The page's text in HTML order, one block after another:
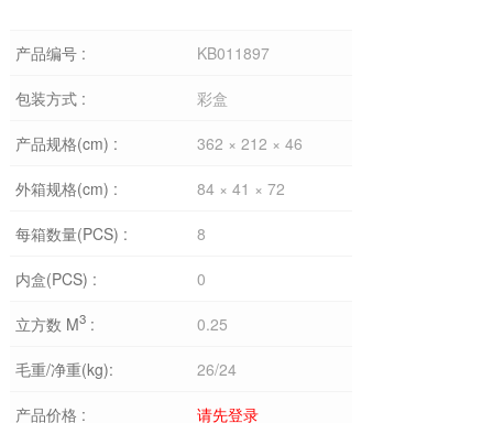
产品编号 : KB011897
包装方式 : 彩盒
产品规格(cm) : 362 × 212 × 46
外箱规格(cm) : 84 × 41 × 72
每箱数量(PCS) : 8
内盒(PCS) : 0
立方数 M3: 0.25
毛重/净重(kg): 26/24
产品价格 : 请先登录